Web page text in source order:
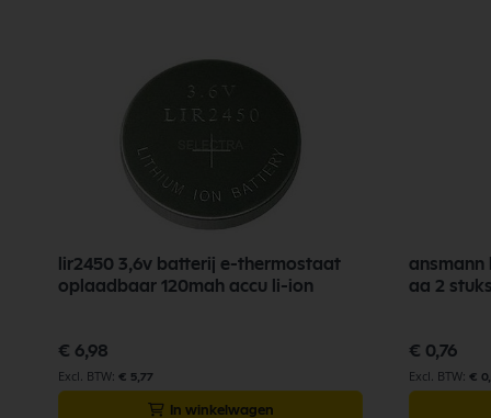
lir2450 3,6v batterij e-thermostaat
oplaadbaar 120mah accu li-ion
€ 6,98
€ 5,77
In winkelwagen
aa 2
€ 0,76
€